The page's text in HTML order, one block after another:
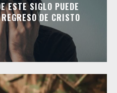
ESTE SIGLO PUEDE
DE CRISTO